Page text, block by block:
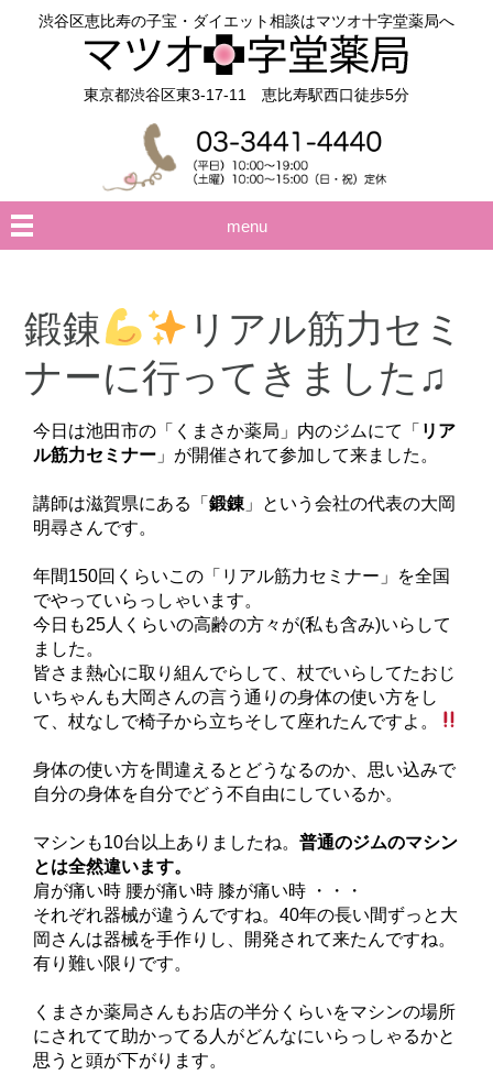
渋谷区恵比寿の子宝・ダイエット相談はマツオ十字堂薬局へ
東京都渋谷区東3-17-11 恵比寿駅西口徒歩5分
menu
鍛錬
リアル筋力セミ
ナーに行ってきました♫
今日は池田市の「くまさか薬局」内のジムにて「 リア
ル筋力セミナー 」が開催されて参加して来ました。
講師は滋賀県にある「鍛錬 」という会社の代表の大岡
明尋さんです。
年間150回くらいこの「リアル筋力セミナー」を全国
でやっていらっしゃいます。
今日も25人くらいの高齢の方々が(私も含み)いらして
ました。
皆さま熱心に取り組んでらして、杖でいらしてたおじ
いちゃんも大岡さんの言う通りの身体の使い方をし
て、杖なしで椅子から立ちそして座れたんですよ。
身体の使い方を間違えるとどうなるのか、思い込みで
自分の身体を自分でどう不自由にしているか。
マシンも10台以上ありましたね。普通のジムのマシン
とは全然違います。
肩が痛い時 腰が痛い時 膝が痛い時 ・・・
それぞれ器械が違うんですね。40年の長い間ずっと大
岡さんは器械を手作りし、開発されて来たんですね。
有り難い限りです。
くまさか薬局さんもお店の半分くらいをマシンの場所
にされてて助かってる人がどんなにいらっしゃるかと
思うと頭が下がります。